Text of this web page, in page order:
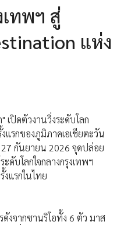
เทพฯ สู่
แห่ง
ปิดตัวงานวิ่งระดับโลก
แรกของภูมิภาคเอเชียตะวัน
กันยายน 2026 จุดปล่อย
ดับโลกใจกลางกรุงเทพฯ
งแรกในไทย
งจากซานริโอทั้ง 6 ตัว มาส